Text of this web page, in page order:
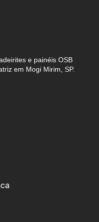
e painéis OSB
em Mogi Mirim, SP.